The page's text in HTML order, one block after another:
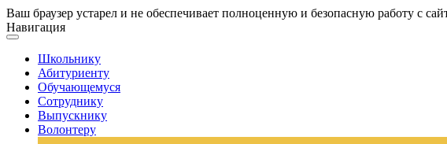
Ваш браузер устарел и не обеспечивает полноценную и безопасную работу с
Навигация
Школьнику
Абитуриенту
Обучающемуся
Сотруднику
Выпускнику
Волонтеру